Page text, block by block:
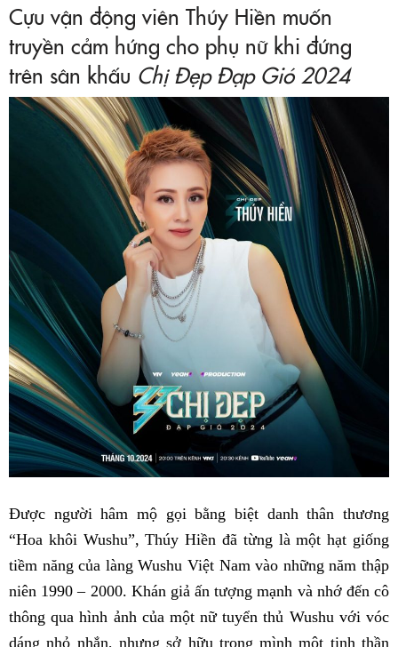
Cựu vận động viên Thúy Hiền muốn
truyền cảm hứng cho phụ nữ khi đứng
trên sân khấu Chị Đẹp Đạp Gió 2024
Được người hâm mộ gọi bằng biệt danh thân thương
“Hoa khôi Wushu”, Thúy Hiền đã từng là một hạt giống
tiềm năng của làng Wushu Việt Nam vào những năm thập
niên 1990 – 2000. Khán giả ấn tượng mạnh và nhớ đến cô
thông qua hình ảnh của một nữ tuyển thủ Wushu với vóc
dáng nhỏ nhắn, nhưng sở hữu trong mình một tinh thần